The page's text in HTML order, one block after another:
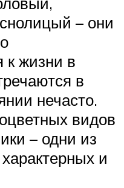
– они
к жизни в
в
нечасто.
видов
– одни из
и